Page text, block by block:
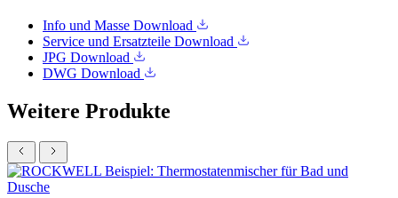
Info und Masse Download
Service und Ersatzteile Download
JPG Download
DWG Download
Weitere Produkte